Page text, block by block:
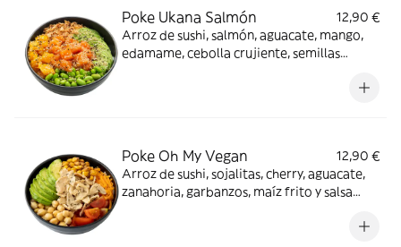
Poke Ukana Salmón
12,90 €
Arroz de sushi, salmón, aguacate, mango,
edamame, cebolla crujiente, semillas
Poke Oh My Vegan
12,90 €
Arroz de sushi, sojalitas, cherry, aguacate,
zanahoria, garbanzos, maíz frito y salsa